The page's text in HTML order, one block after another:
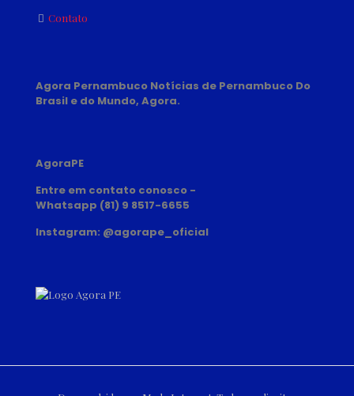
Contato
Agora Pernambuco Notícias de Pernambuco Do
Brasil e do Mundo, Agora.
AgoraPE
Entre em contato conosco -
Whatsapp (81) 9 8517-6655
Instagram: @agorape_oficial